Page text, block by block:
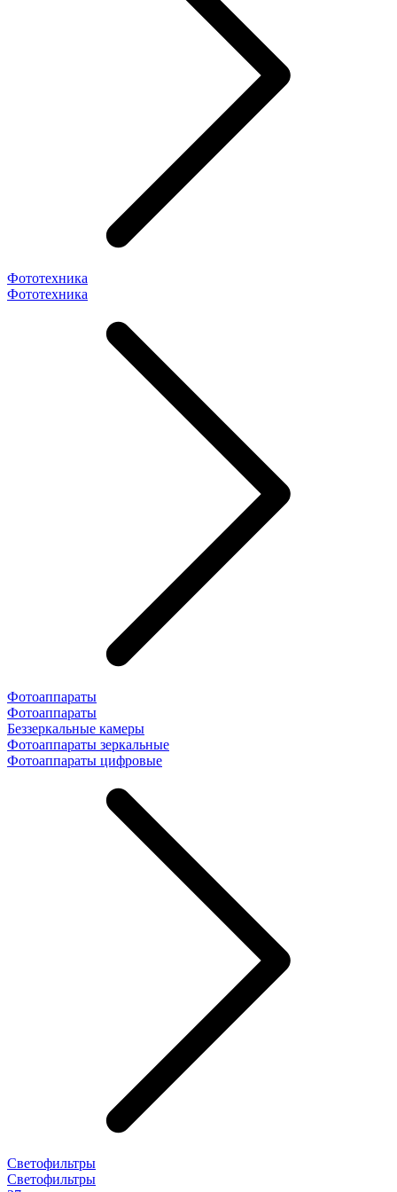
Фототехника
Фототехника
Фотоаппараты
Фотоаппараты
Беззеркальные камеры
Фотоаппараты зеркальные
Фотоаппараты цифровые
Светофильтры
Светофильтры